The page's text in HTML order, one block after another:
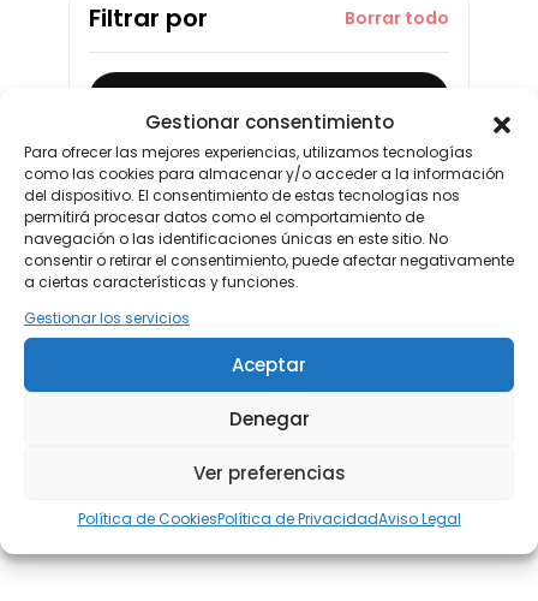
Gestionar consentimiento
Para ofrecer las mejores experiencias, utilizamos tecnologías
como las cookies para almacenar y/o acceder a la información
del dispositivo. El consentimiento de estas tecnologías nos
permitirá procesar datos como el comportamiento de
navegación o las identificaciones únicas en este sitio. No
consentir o retirar el consentimiento, puede afectar negativamente
a ciertas características y funciones.
Gestionar los servicios
Aceptar
Denegar
Ver preferencias
Política de CookiesPolítica de PrivacidadAviso Legal
Filtrar por Borrar todo
Buscar
0 resultados
No hay viajes disponibles con estos